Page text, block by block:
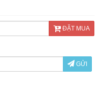
ĐẶT MUA
GỬI